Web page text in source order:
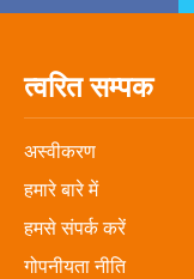
त्वरित सम्पक
अस्वीकरण
हमारे बारे में
हमसे संपर्क करें
गोपनीयता नीति